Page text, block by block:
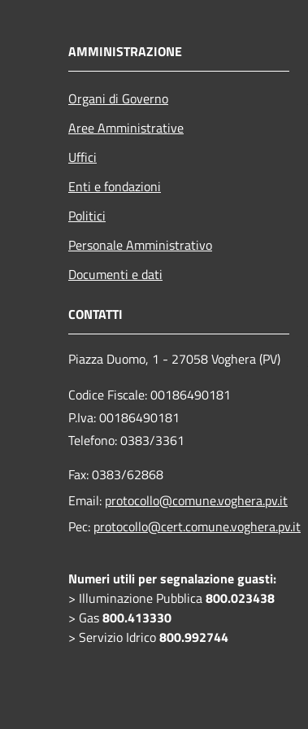
AMMINISTRAZIONE
Organi di Governo
Aree Amministrative
Uffici
Enti e fondazioni
Politici
Personale Amministrativo
Documenti e dati
CONTATTI
Piazza Duomo, 1 - 27058 Voghera (PV)
Codice Fiscale: 00186490181
P.Iva: 00186490181
Telefono:0383/3361
Fax:0383/62868
Email: protocollo@comune.voghera.pv.it
Pec: protocollo@cert.comune.voghera.pv.it
Numeri utili per segnalazione guasti:
> Illuminazione Pubblica800.023438
> Gas800.413330
> Servizio Idrico800.992744